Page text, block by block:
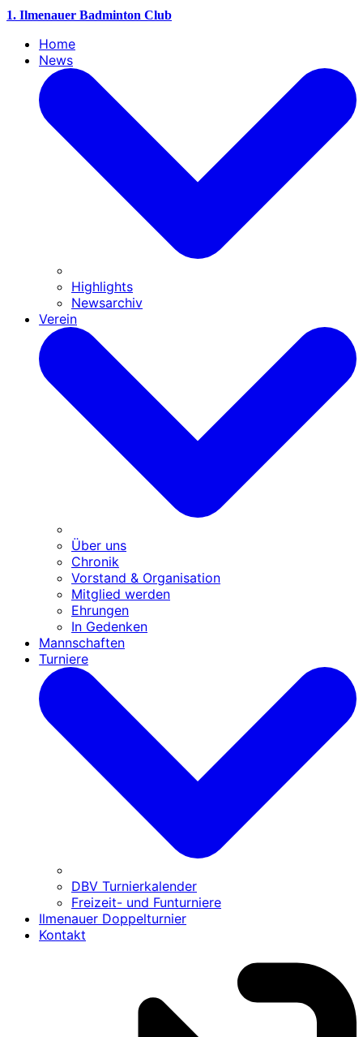
1. Ilmenauer Badminton Club
Home
News
Highlights
Newsarchiv
Verein
Über uns
Chronik
Vorstand & Organisation
Mitglied werden
Ehrungen
In Gedenken
Mannschaften
Turniere
DBV Turnierkalender
Freizeit- und Funturniere
Ilmenauer Doppelturnier
Kontakt